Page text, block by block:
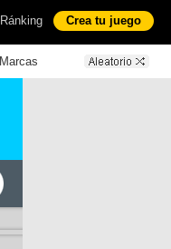
Ránking Crea tu juego
Marcas